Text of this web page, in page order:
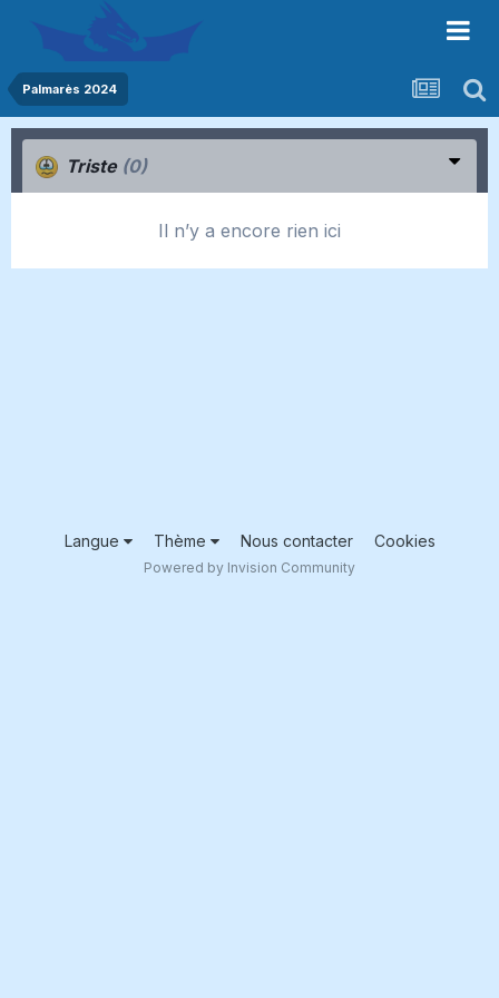
Palmarès 2024
Triste (0)
Il n’y a encore rien ici
Langue Thème Nous contacter Cookies
Powered by Invision Community